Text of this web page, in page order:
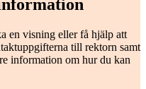
en visning eller få hjälp att
till rektorn samt
information om hur du kan